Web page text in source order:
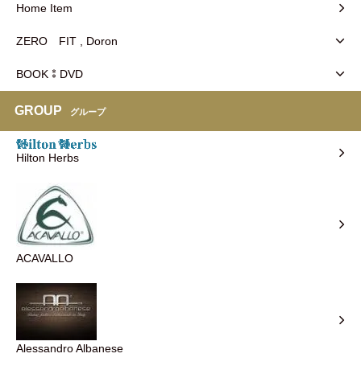
Home Item
ZERO FIT , Doron
BOOK⁑DVD
GROUP グループ
Hilton Herbs
ACAVALLO
Alessandro Albanese